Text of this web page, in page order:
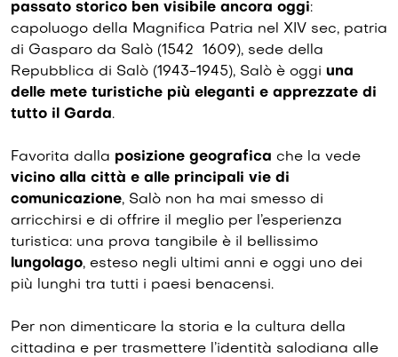
passato storico ben visibile ancora oggi:
capoluogo della Magnifica Patria nel XIV sec, patria
di Gasparo da Salò (1542 1609), sede della
Repubblica di Salò (1943-1945), Salò è oggi una
delle mete turistiche più eleganti e apprezzate di
tutto il Garda.
Favorita dalla posizione geografica che la vede
vicino alla città e alle principali vie di
comunicazione, Salò non ha mai smesso di
arricchirsi e di offrire il meglio per l’esperienza
turistica: una prova tangibile è il bellissimo
lungolago, esteso negli ultimi anni e oggi uno dei
più lunghi tra tutti i paesi benacensi.
Per non dimenticare la storia e la cultura della
cittadina e per trasmettere l’identità salodiana alle